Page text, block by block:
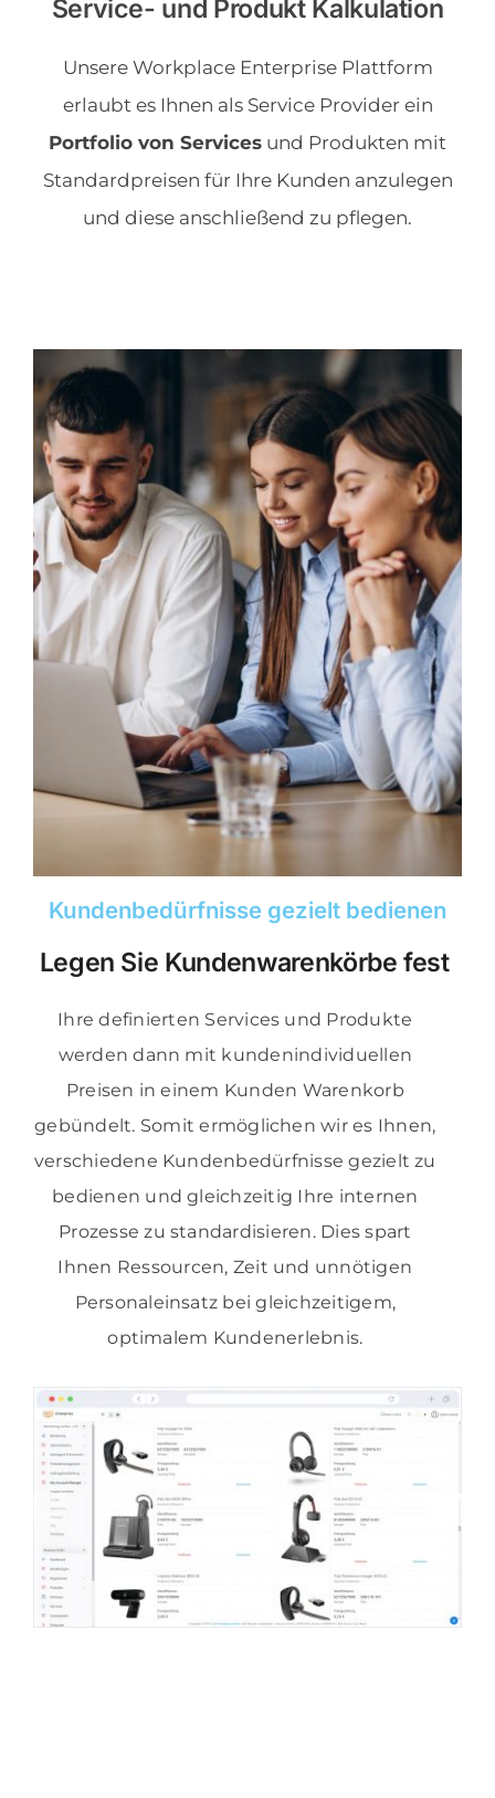
Kontakt
Service- und Produkt Kalkulation
Unsere Workplace Enterprise Plattform
erlaubt es Ihnen als Service Provider ein
Portfolio von Services und Produkten mit
Standardpreisen für Ihre Kunden anzulegen
und diese anschließend zu pflegen.
Kundenbedürfnisse gezielt bedienen
Legen Sie Kundenwarenkörbe fest
Ihre definierten Services und Produkte
werden dann mit kundenindividuellen
Preisen in einem Kunden Warenkorb
gebündelt. Somit ermöglichen wir es Ihnen,
verschiedene Kundenbedürfnisse gezielt zu
bedienen und gleichzeitig Ihre internen
Prozesse zu standardisieren. Dies spart
Ihnen Ressourcen, Zeit und unnötigen
Personaleinsatz bei gleichzeitigem,
optimalem Kundenerlebnis.